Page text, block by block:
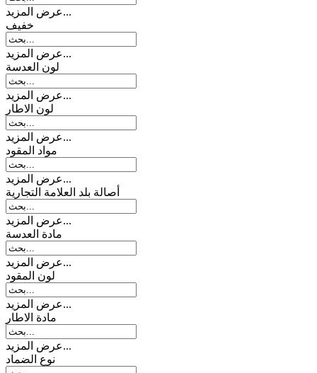
عرض المزيد...
خفیف
عرض المزيد...
لون العدسة
عرض المزيد...
لون الاطار
عرض المزيد...
مواد المقود
عرض المزيد...
أصالة بلد العلامة التجارية
عرض المزيد...
مادة العدسة
عرض المزيد...
لون المقود
عرض المزيد...
مادة الاطار
عرض المزيد...
نوع الضماد